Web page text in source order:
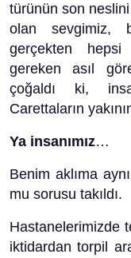
türünün son neslini
olan sevgimiz,
gerçekten
gereken asıl
çoğaldı ki,
Carettaların
Ya insanımız…
Benim aklıma
mu sorusu takıldı.
Hastanelerimizde
iktidardan torpil